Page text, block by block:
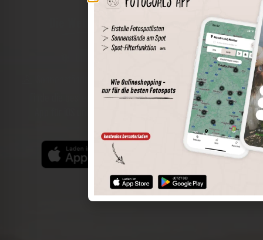
Die Welt der Orte in deiner Tasche
Spots speichern
Sonnenstände am Spot
Spotdetails
Filterfunktion
Finde die besten Fotospots noch einfacher mit unserer
App für iOS und Android und genieße einen größeren